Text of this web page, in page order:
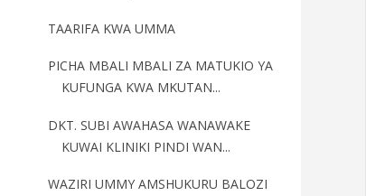
TAARIFA KWA UMMA
PICHA MBALI MBALI ZA MATUKIO YA
KUFUNGA KWA MKUTAN...
DKT. SUBI AWAHASA WANAWAKE
KUWAI KLINIKI PINDI WAN...
WAZIRI UMMY AMSHUKURU BALOZI